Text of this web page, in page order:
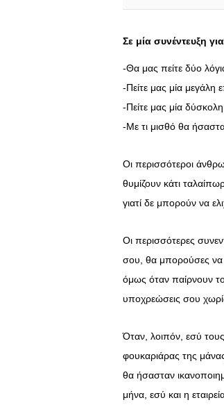
Σε μία συνέντευξη
-Θα μας πείτε δύο
-Πείτε μας μία μεγάλη
-Πείτε μας μία
-Με τι μισθό θα
Οι περισσότεροι
θυμίζουν κάτι
γιατί δε μπορούν να
Οι περισσότερες
σου, θα μπορούσες να
όμως όταν παίρνουν
υποχρεώσεις σου
Όταν, λοιπόν, εσύ τους
φουκαριάρας της
θα ήσασταν
μήνα, εσύ και η